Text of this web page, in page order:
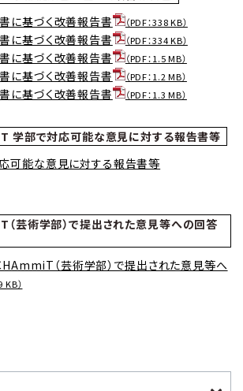
に基づく改善報告書
（PDF：338 KB）
に基づく改善報告書 （PDF：334 KB）
に基づく改善報告書 （PDF：1.5 MB）
に基づく改善報告書 （PDF：1.2 MB）
に基づく改善報告書 （PDF：1.3 MB）
学部で対応可能な意見に対する報告書等
可能な意見に対する報告書等
芸術学部）で提出された意見等への回答
（芸術学部）で提出された意見等へ
KB）